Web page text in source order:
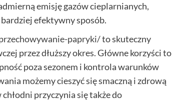
emisję gazów cieplarnianych,
efektywny sposób.
papryki/to skuteczny
przez dłuższy okres. Główne korzyści to
poza sezonem i kontrola warunków
możemy cieszyć się smaczną i zdrową
przyczynia się także do